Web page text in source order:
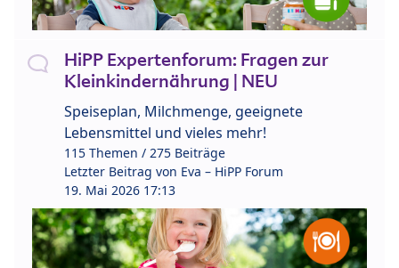
HiPP Expertenforum: Fragen zur
Kleinkindernährung | NEU
Speiseplan, Milchmenge, geeignete
Lebensmittel und vieles mehr!
115 Themen / 275 Beiträge
Letzter Beitrag von Eva – HiPP Forum
19. Mai 2026 17:13